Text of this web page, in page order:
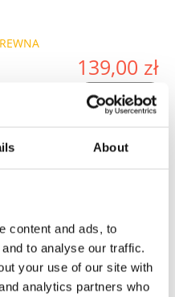
About
content and ads, to
to analyse our traffic.
your use of our site with
analytics partners who
139,00 zł
do koszyka
139,00 zł
do koszyka